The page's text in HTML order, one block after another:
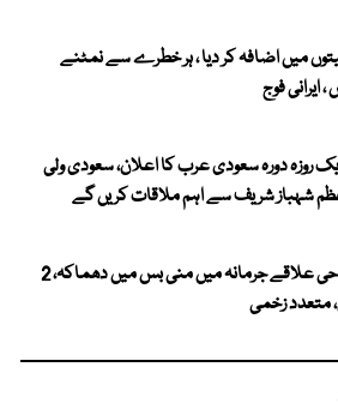
میں اضافہ کر دیا ، ہر خطرے سے نمٹنے
ایرانی فوج
روزہ دورہ سعودی عرب کا اعلان، سعودی ولی
شہباز شریف سے اہم ملاقات کریں گے
دمشق کے نواحی علاقے جرمانہ میں منی بس میں دھماکہ، 2
متعدد زخمی